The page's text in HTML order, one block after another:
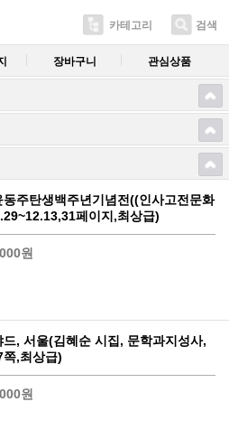
카테고리 검색
장바구니 관심상품
동주탄생백주년기념전((인사고전문화
페이지,최상급)
원
드, 서울(김혜순 시집, 문학과지성사,
,최상급)
원